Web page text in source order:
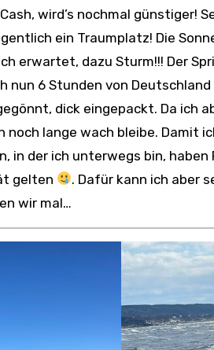
wird’s nochmal günstiger!
ein Traumplatz! Die
erwartet, dazu Sturm!!! Der
nun 6 Stunden von
dick eingepackt. Da ich
noch lange wach bleibe. Damit
in der ich unterwegs bin,
gelten
. Dafür kann ich aber
wir mal…